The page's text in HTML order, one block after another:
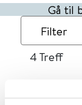
Gå til
Filter
4 Treff